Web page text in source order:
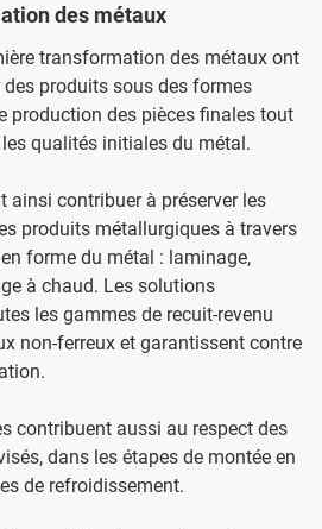
des métaux
transformation des métaux ont
produits sous des formes
production des pièces finales tout
qualités initiales du métal.
ainsi contribuer à préserver les
produits métallurgiques à travers
forme du métal : laminage,
à chaud. Les solutions
les gammes de recuit-revenu
non-ferreux et garantissent contre
contribuent aussi au respect des
dans les étapes de montée en
de refroidissement.